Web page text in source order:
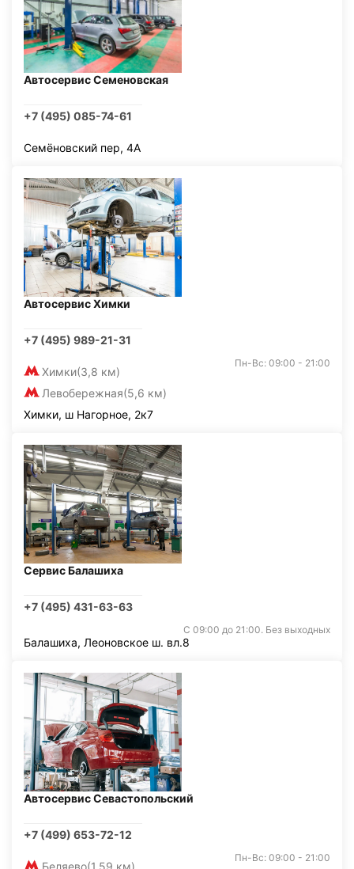
Автосервис Семеновская
+7 (495) 085-74-61
Семёновский пер, 4А
Автосервис Химки
+7 (495) 989-21-31
Химки(3,8 км)
Левобережная(5,6 км)
Пн-Вс: 09:00 - 21:00
Химки, ш Нагорное, 2к7
Сервис Балашиха
+7 (495) 431-63-63
С 09:00 до 21:00. Без выходных
Балашиха, Леоновское ш. вл.8
Автосервис Севастопольский
+7 (499) 653-72-12
Беляево(1,59 км)
Пн-Вс: 09:00 - 21:00